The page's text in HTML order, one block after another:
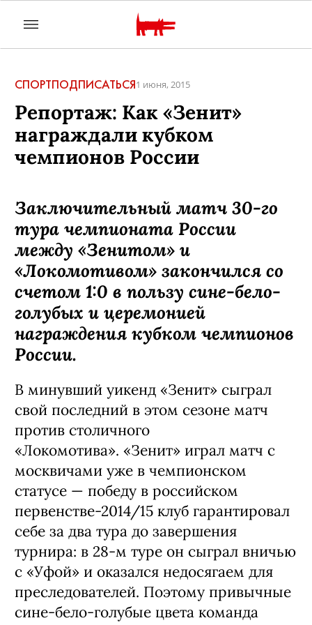
СПОРТПОДПИСАТЬСЯ1 июня, 2015
Репортаж: Как «Зенит»
награждали кубком
чемпионов России
Заключительный матч 30-го
тура чемпионата России
между «Зенитом» и
«Локомотивом» закончился со
счетом 1:0 в пользу сине-бело-
голубых и церемонией
награждения кубком чемпионов
России.
В минувший уикенд «Зенит» сыграл
свой последний в этом сезоне матч
против столичного
«Локомотива». «Зенит» играл матч с
москвичами уже в чемпионском
статусе — победу в российском
первенстве-2014/15 клуб гарантировал
себе за два тура до завершения
турнира: в 28-м туре он сыграл вничью
с «Уфой» и оказался недосягаем для
преследователей. Поэтому привычные
сине-бело-голубые цвета команда